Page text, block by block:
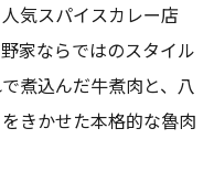
気スパイスカレー店
家ならではのスタイル
煮込んだ牛煮肉と、八
きかせた本格的な魯肉